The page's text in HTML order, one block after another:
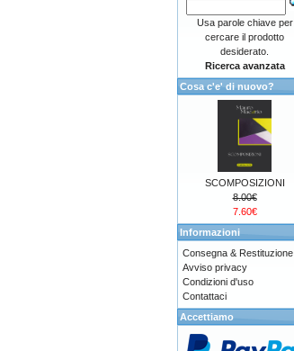
Usa parole chiave per
cercare il prodotto
desiderato.
Ricerca avanzata
Cosa c'e' di nuovo?
SCOMPOSIZIONI
8.00€
7.60€
Informazioni
Consegna & Restituzione
Avviso privacy
Condizioni d'uso
Contattaci
Accettiamo